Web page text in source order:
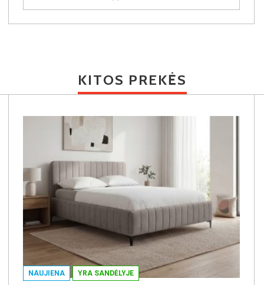
KITOS PREKĖS
NAUJIENA YRA SANDĖLYJE